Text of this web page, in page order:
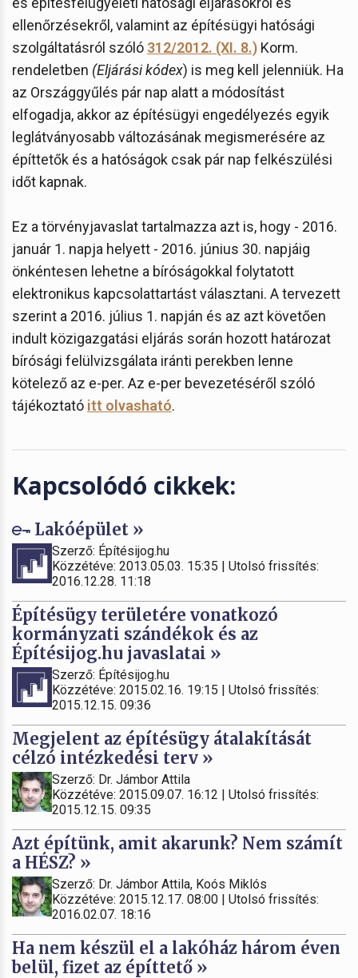
ellenőrzésekről, valamint az építésügyi hatósági
szolgáltatásról szóló 312/2012. (XI. 8.) Korm.
rendeletben (Eljárási kódex) is meg kell jelenniük. Ha
az Országgyűlés pár nap alatt a módosítást
elfogadja, akkor az építésügyi engedélyezés egyik
leglátványosabb változásának megismerésére az
építtetők és a hatóságok csak pár nap felkészülési
időt kapnak.
Ez a törvényjavaslat tartalmazza azt is, hogy - 2016.
január 1. napja helyett - 2016. június 30. napjáig
önkéntesen lehetne a bíróságokkal folytatott
elektronikus kapcsolattartást választani. A tervezett
szerint a 2016. július 1. napján és az azt követően
indult közigazgatási eljárás során hozott határozat
bírósági felülvizsgálata iránti perekben lenne
kötelező az e-per. Az e-per bevezetéséről szóló
tájékoztató itt olvasható.
Kapcsolódó cikkek:
Lakóépület »
Szerző: Építésijog.hu
Közzétéve: 2013.05.03. 15:35 | Utolsó frissítés:
2016.12.28. 11:18
Építésügy területére vonatkozó
kormányzati szándékok és az
Építésijog.hu javaslatai »
Szerző: Építésijog.hu
Közzétéve: 2015.02.16. 19:15 | Utolsó frissítés:
2015.12.15. 09:36
Megjelent az építésügy átalakítását
célzó intézkedési terv »
Szerző: Dr. Jámbor Attila
Közzétéve: 2015.09.07. 16:12 | Utolsó frissítés:
2015.12.15. 09:35
Azt építünk, amit akarunk? Nem számít
a HÉSZ? »
Szerző: Dr. Jámbor Attila, Koós Miklós
Közzétéve: 2015.12.17. 08:00 | Utolsó frissítés:
2016.02.07. 18:16
Ha nem készül el a lakóház három éven
belül, fizet az építtető »